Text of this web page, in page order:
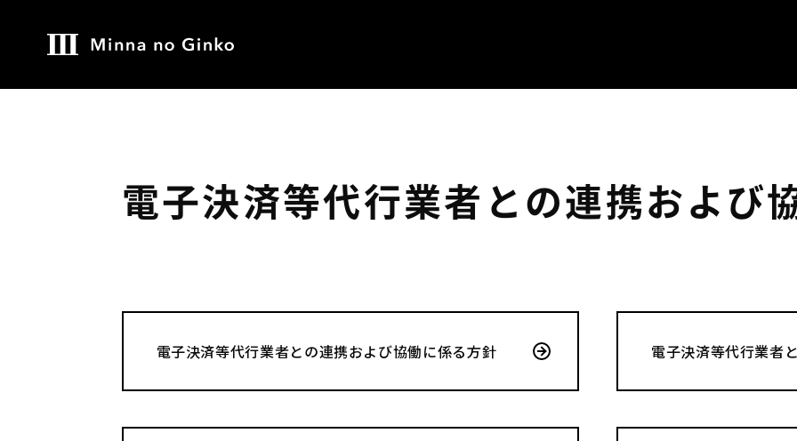
電子決済等代行業者との連携および
電子決済等代行業者との連携および協働に係る方針 電子決済等代行業者